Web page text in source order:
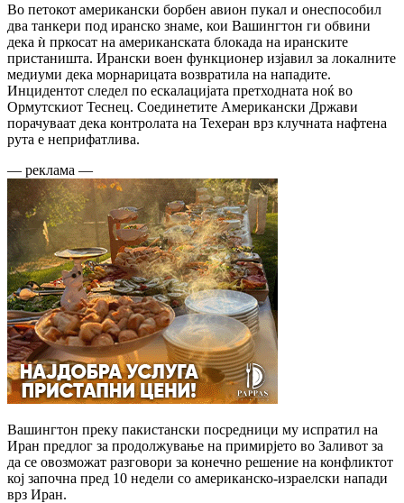
Во петокот американски борбен авион пукал и онеспособил
два танкери под иранско знаме, кои Вашингтон ги обвини
дека ѝ пркосат на американската блокада на иранските
пристаништа. Ирански воен функционер изјавил за локалните
медиуми дека морнарицата возвратила на нападите.
Инцидентот следел по ескалацијата претходната ноќ во
Ормутскиот Теснец. Соединетите Американски Држави
порачуваат дека контролата на Техеран врз клучната нафтена
рута е неприфатлива.
— реклама —
Вашингтон преку пакистански посредници му испратил на
Иран предлог за продолжување на примирјето во Заливот за
да се овозможат разговори за конечно решение на конфликтот
кој започна пред 10 недели со американско-израелски напади
врз Иран.